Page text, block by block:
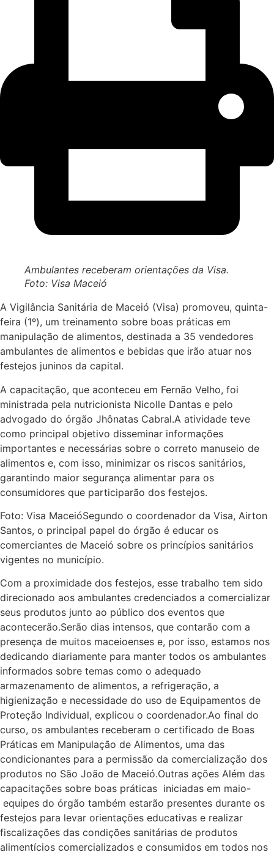
Ambulantes receberam orientações da Visa.
Foto: Visa Maceió
A Vigilância Sanitária de Maceió (Visa) promoveu, quinta-
feira (1º), um treinamento sobre boas práticas em
manipulação de alimentos, destinada a 35 vendedores
ambulantes de alimentos e bebidas que irão atuar nos
festejos juninos da capital.
A capacitação, que aconteceu em Fernão Velho, foi
ministrada pela nutricionista Nicolle Dantas e pelo
advogado do órgão Jhônatas Cabral.A atividade teve
como principal objetivo disseminar informações
importantes e necessárias sobre o correto manuseio de
alimentos e, com isso, minimizar os riscos sanitários,
garantindo maior segurança alimentar para os
consumidores que participarão dos festejos.
Foto: Visa MaceióSegundo o coordenador da Visa, Airton
Santos, o principal papel do órgão é educar os
comerciantes de Maceió sobre os princípios sanitários
vigentes no município.
Com a proximidade dos festejos, esse trabalho tem sido
direcionado aos ambulantes credenciados a comercializar
seus produtos junto ao público dos eventos que
acontecerão.Serão dias intensos, que contarão com a
presença de muitos maceioenses e, por isso, estamos nos
dedicando diariamente para manter todos os ambulantes
informados sobre temas como o adequado
armazenamento de alimentos, a refrigeração, a
higienização e necessidade do uso de Equipamentos de
Proteção Individual, explicou o coordenador.Ao final do
curso, os ambulantes receberam o certificado de Boas
Práticas em Manipulação de Alimentos, uma das
condicionantes para a permissão da comercialização dos
produtos no São João de Maceió.Outras ações Além das
capacitações sobre boas práticas  iniciadas em maio-
equipes do órgão também estarão presentes durante os
festejos para levar orientações educativas e realizar
fiscalizações das condições sanitárias de produtos
alimentícios comercializados e consumidos em todos nos